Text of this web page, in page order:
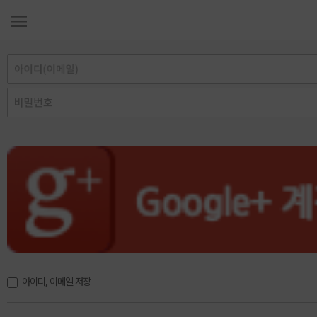
아이디, 이메일 저장